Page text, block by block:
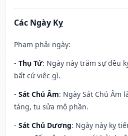
Các Ngày Kỵ
Phạm phải ngày:
- Thụ Tử: Ngày này trăm sự đều
bất cứ việc gì.
- Sát Chủ Âm: Ngày Sát Chủ Âm
táng, tu sửa mộ phần.
- Sát Chủ Dương: Ngày này kỵ